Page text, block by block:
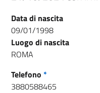
Data di nascita
09/01/1998
Luogo di nascita
ROMA
Telefono *
3880588465